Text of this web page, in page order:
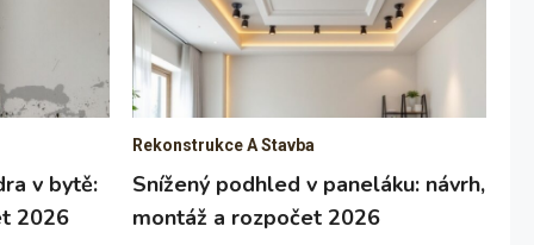
v bytě:
2026
Rekonstrukce A Stavba
Snížený podhled v paneláku: návrh,
montáž a rozpočet 2026